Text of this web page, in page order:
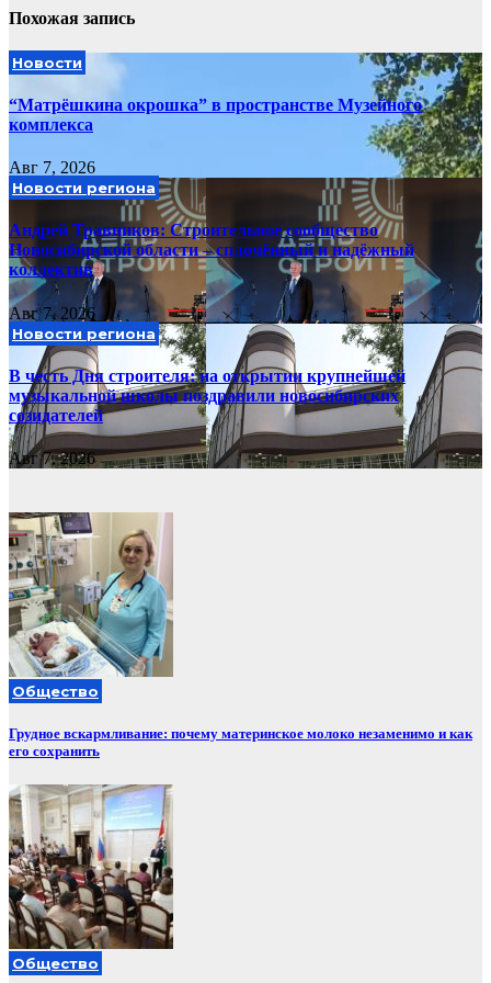
Похожая запись
Новости
“Матрёшкина окрошка” в пространстве Музейного
комплекса
Авг 7, 2026
Новости региона
Андрей Травников: Строительное сообщество
Новосибирской области – сплочённый и надёжный
коллектив
Авг 7, 2026
Новости региона
В честь Дня строителя: на открытии крупнейшей
музыкальной школы поздравили новосибирских
созидателей
Авг 7, 2026
Общество
Грудное вскармливание: почему материнское молоко незаменимо и как
его сохранить
Общество